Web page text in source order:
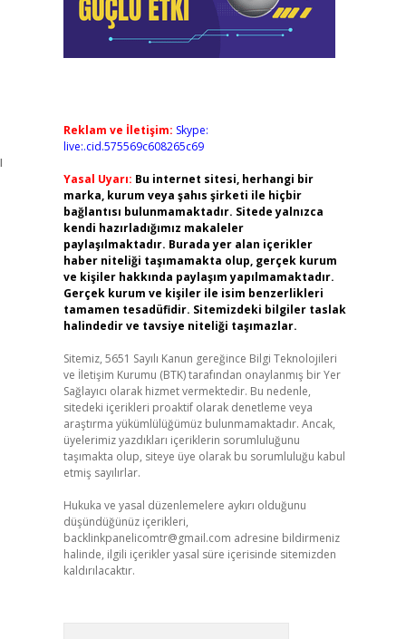
Reklam ve İletişim: Skype:
live:.cid.575569c608265c69
Yasal Uyarı: Bu internet sitesi, herhangi bir
marka, kurum veya şahıs şirketi ile hiçbir
bağlantısı bulunmamaktadır. Sitede yalnızca
kendi hazırladığımız makaleler
paylaşılmaktadır. Burada yer alan içerikler
haber niteliği taşımamakta olup, gerçek kurum
ve kişiler hakkında paylaşım yapılmamaktadır.
Gerçek kurum ve kişiler ile isim benzerlikleri
tamamen tesadüfidir. Sitemizdeki bilgiler taslak
halindedir ve tavsiye niteliği taşımazlar.
Sitemiz, 5651 Sayılı Kanun gereğince Bilgi Teknolojileri
ve İletişim Kurumu (BTK) tarafından onaylanmış bir Yer
Sağlayıcı olarak hizmet vermektedir. Bu nedenle,
sitedeki içerikleri proaktif olarak denetleme veya
araştırma yükümlülüğümüz bulunmamaktadır. Ancak,
üyelerimiz yazdıkları içeriklerin sorumluluğunu
taşımakta olup, siteye üye olarak bu sorumluluğu kabul
etmiş sayılırlar.
Hukuka ve yasal düzenlemelere aykırı olduğunu
düşündüğünüz içerikleri,
backlinkpanelicomtr@gmail.com adresine bildirmeniz
halinde, ilgili içerikler yasal süre içerisinde sitemizden
kaldırılacaktır.